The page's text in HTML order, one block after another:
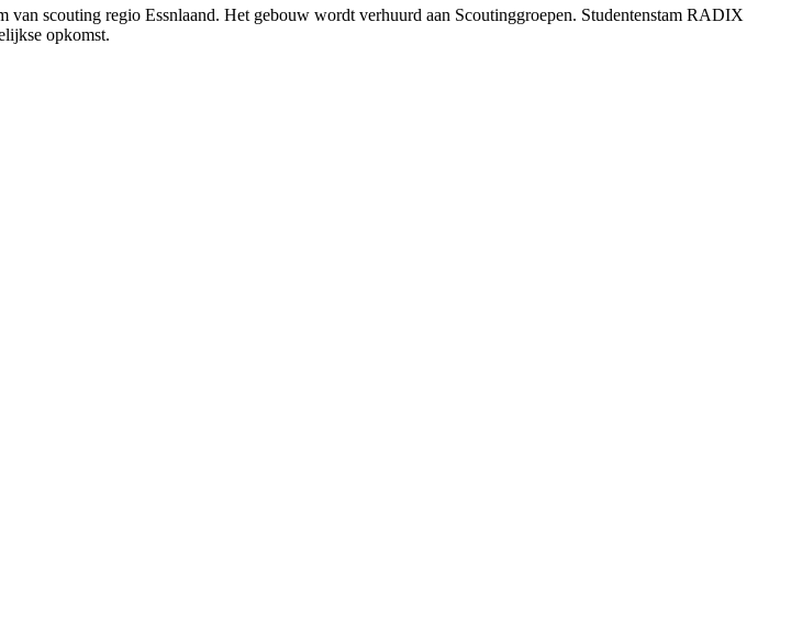
van scouting regio Essnlaand. Het gebouw wordt verhuurd aan Scoutinggroepen. Studentenstam RADIX
opkomst.